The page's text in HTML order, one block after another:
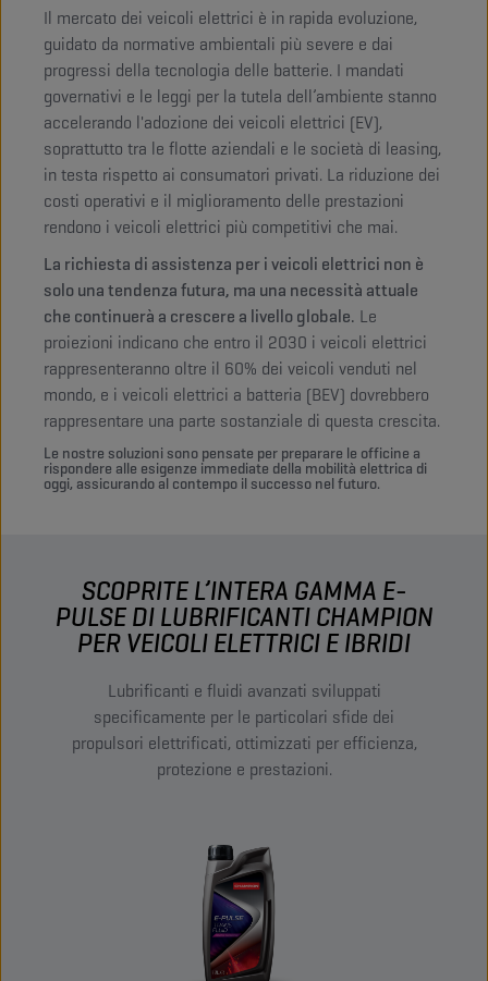
Il mercato dei veicoli elettrici è in rapida evoluzione,
guidato da normative ambientali più severe e dai
progressi della tecnologia delle batterie. I mandati
governativi e le leggi per la tutela dell’ambiente stanno
accelerando l'adozione dei veicoli elettrici (EV),
soprattutto tra le flotte aziendali e le società di leasing,
in testa rispetto ai consumatori privati. La riduzione dei
costi operativi e il miglioramento delle prestazioni
rendono i veicoli elettrici più competitivi che mai.
La richiesta di assistenza per i veicoli elettrici non è
solo una tendenza futura, ma una necessità attuale
che continuerà a crescere a livello globale. Le
proiezioni indicano che entro il 2030 i veicoli elettrici
rappresenteranno oltre il 60% dei veicoli venduti nel
mondo, e i veicoli elettrici a batteria (BEV) dovrebbero
rappresentare una parte sostanziale di questa crescita.
Le nostre soluzioni sono pensate per preparare le officine a
rispondere alle esigenze immediate della mobilità elettrica di
oggi, assicurando al contempo il successo nel futuro.
SCOPRITE L’INTERA GAMMA E-
PULSE DI LUBRIFICANTI CHAMPION
PER VEICOLI ELETTRICI E IBRIDI
Lubrificanti e fluidi avanzati sviluppati
specificamente per le particolari sfide dei
propulsori elettrificati, ottimizzati per efficienza,
protezione e prestazioni.